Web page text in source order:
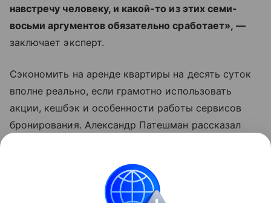
навстречу человеку, и какой-то из этих семи-
восьми аргументов обязательно сработает», —
заключает эксперт.
Сэкономить на аренде квартиры на десять суток
вполне реально, если грамотно использовать
акции, кешбэк и особенности работы сервисов
бронирования. Александр Патешман рассказал